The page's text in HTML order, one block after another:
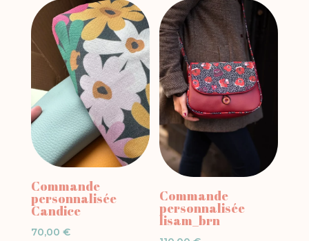
Commande
personnalisée
Candice
70,00 €
Commande
personnalisée
lisam_brn